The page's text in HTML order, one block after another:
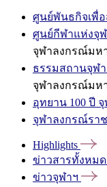
ศูนย์พันธกิจเพื่
ศูนย์กีฬาแห่งจุ
จุฬาลงกรณ์มห
ธรรมสถานจุฬ
จุฬาลงกรณ์มห
อุทยาน 100 ปี จุ
จุฬาลงกรณ์รา
Highlights
ข่าวสารทั้งหมด
ข่าวจุฬาฯ